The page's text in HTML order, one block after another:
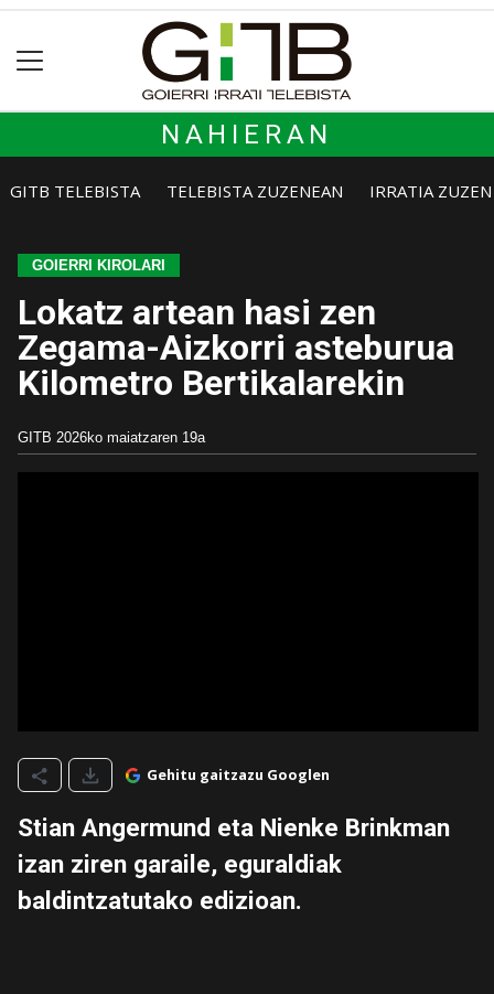
NAHIERAN
GITB TELEBISTA TELEBISTA ZUZENEAN IRRATIA
GOIERRI KIROLARI
Lokatz artean hasi zen
Zegama-Aizkorri asteburua
Kilometro Bertikalarekin
GITB 2026ko maiatzaren 19a
Gehitu gaitzazu Googlen
Stian Angermund eta Nienke Brinkman
izan ziren garaile, eguraldiak
baldintzatutako edizioan.